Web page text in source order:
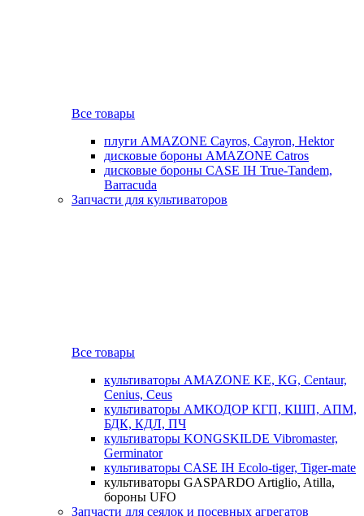
Все товары
плуги AMAZONE Cayros, Cayron, Hektor
дисковые бороны AMAZONE Catros
дисковые бороны CASE IH True-Tandem,
Barracuda
Запчасти для культиваторов
Все товары
культиваторы AMAZONE KE, KG, Centaur,
Cenius, Ceus
культиваторы АМКОДОР КГП, КШП, АПМ,
БДК, КДЛ, ПЧ
культиваторы KONGSKILDE Vibromaster,
Germinator
культиваторы CASE IH Ecolo-tiger, Tiger-mate
культиваторы GASPARDO Artiglio, Atilla,
бороны UFO
Запчасти для сеялок и посевных агрегатов